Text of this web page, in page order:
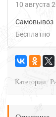
10 августа
Самовывоз
Бесплатно
Категории: